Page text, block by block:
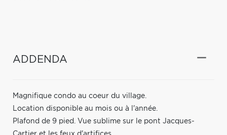
ADDENDA
Magnifique condo au coeur du village.
Location disponible au mois ou à l'année.
Plafond de 9 pied. Vue sublime sur le pont Jacques-